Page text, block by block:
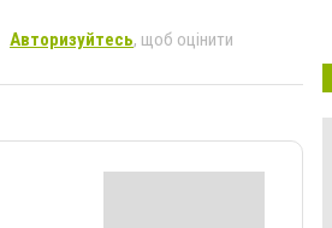
Авторизуйтесь, щоб оцінити